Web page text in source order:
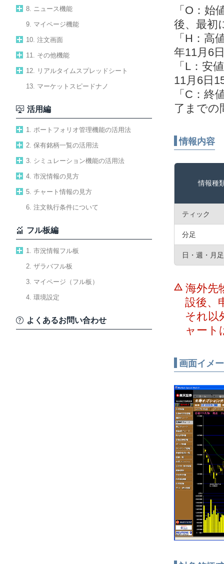
「O：始
後、最初
「H：高
年11月6
「L：安
11月6日
「C：終
了までの
情報内容
情報種
ティック
分足
日・週・月足
海外先
設後、
それ以
ャート
画面イメ
8. ニュース機能
9. マイページ機能
10. 注文画面
11. その他機能
12. リアルタイムスプレッドシート
13. マーケットスピードナノ
活用編
1. ポートフォリオ管理機能の活用法
2. 保有銘柄一覧の活用法
3. シミュレーション機能の活用法
4. 市況情報の見方
5. チャート情報の見方
6. 注文執行条件について
フル板編
1. 市況情報フル板
2. ザラバフル板
3. マイページ（フル板）
4. 環境設定
よくあるお問い合わせ